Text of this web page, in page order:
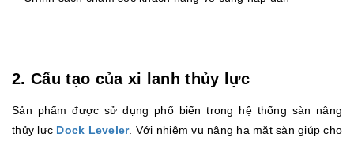
2. Cấu tạo của xi lanh thủy lực
Sản phẩm được sử dụng phổ biến trong hệ thống sàn nâng
thủy lực Dock Leveler. Với nhiệm vụ nâng hạ mặt sàn giúp cho